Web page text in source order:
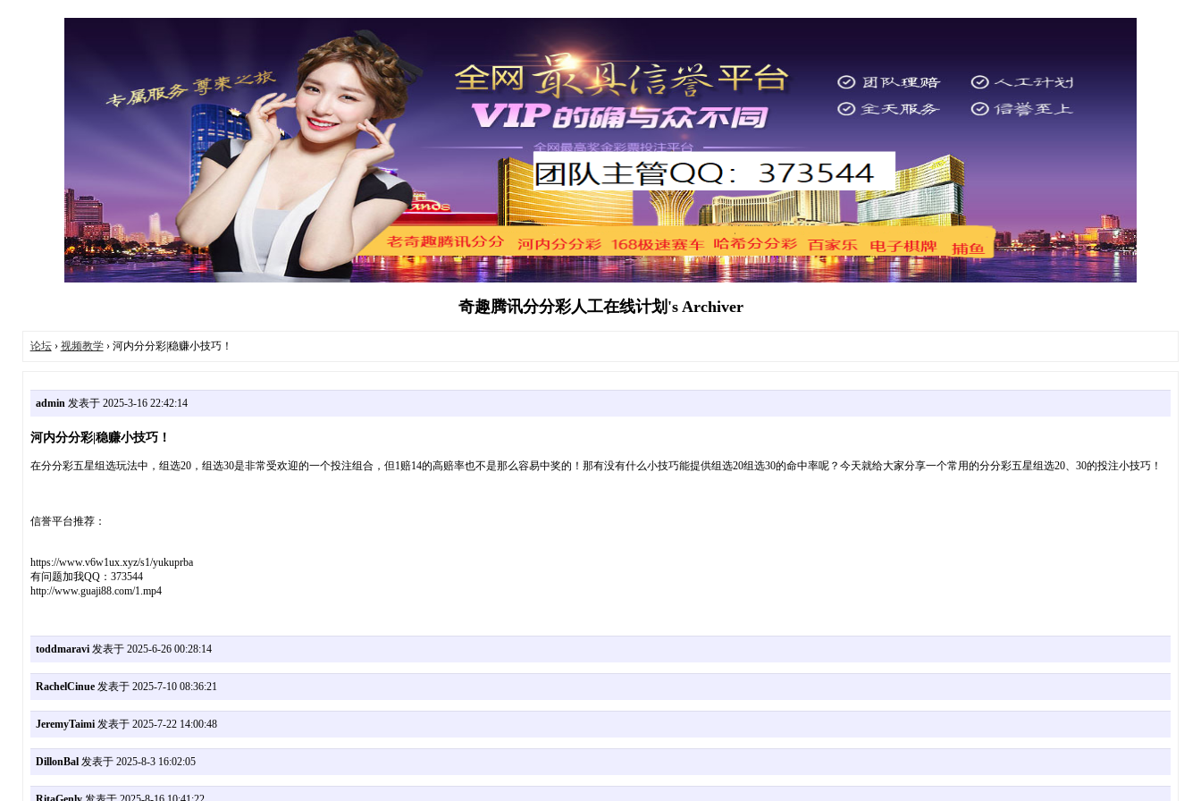
奇趣腾讯分分彩人工在线计划's Archiver
论坛› 视频教学› 河内分分彩|稳赚小技巧！
admin发表于 2025-3-16 22:42:14
河内分分彩|稳赚小技巧！
在分分彩五星组选玩法中，组选20，组选30是非常受欢迎的一个投注组合，但1赔14的高赔率也不是那么容易中奖的！那有没有什么小技巧能提供组选20组选30的命中率呢？今天就给大家分享一个常用的分分彩五星组选20、30的投注小技巧！
信誉平台推荐：
https://www.v6w1ux.xyz/s1/yukuprba
有问题加我QQ：373544
http://www.guaji88.com/1.mp4
toddmaravi发表于 2025-6-26 00:28:14
RachelCinue发表于 2025-7-10 08:36:21
JeremyTaimi发表于 2025-7-22 14:00:48
DillonBal发表于 2025-8-3 16:02:05